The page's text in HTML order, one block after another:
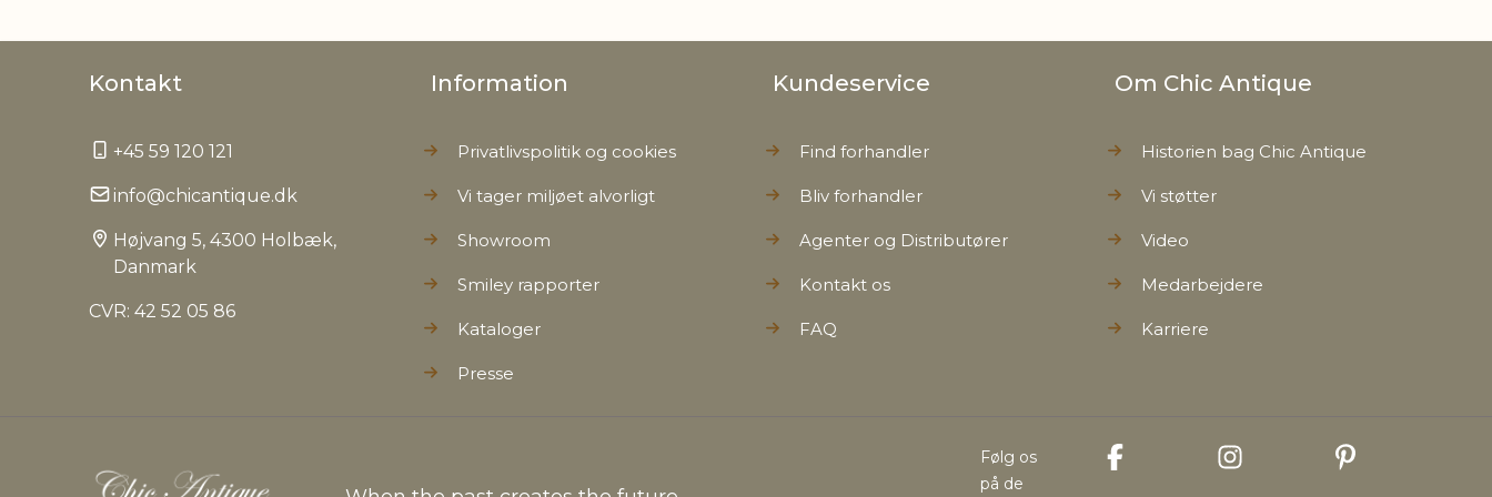
Kontakt
+45 59 120 121
info@chicantique.dk
Højvang 5, 4300 Holbæk,
Danmark
CVR: 42 52 05 86
Information
Privatlivspolitik og cookies
Vi tager miljøet alvorligt
Showroom
Smiley rapporter
Kataloger
Presse
Kundeservice
Find forhandler
Bliv forhandler
Agenter og Distributører
Kontakt os
FAQ
Om Chic Antique
Historien bag Chic Antique
Vi støtter
Video
Medarbejdere
Karriere
Følg os
på de